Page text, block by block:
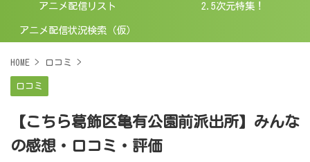
アニメ配信リスト 2.5次元特集！
アニメ配信状況検索（仮）
HOME > 口コミ >
口コミ
【こちら葛飾区亀有公園前派出所】みんな
の感想・口コミ・評価